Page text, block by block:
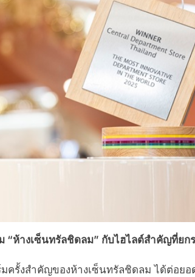
“ห้างเซ็นทรัลชิดลม” กับไฮไลต์สำคัญที่ยก
ครั้งสำคัญของห้างเซ็นทรัลชิดลม ได้ต่อย